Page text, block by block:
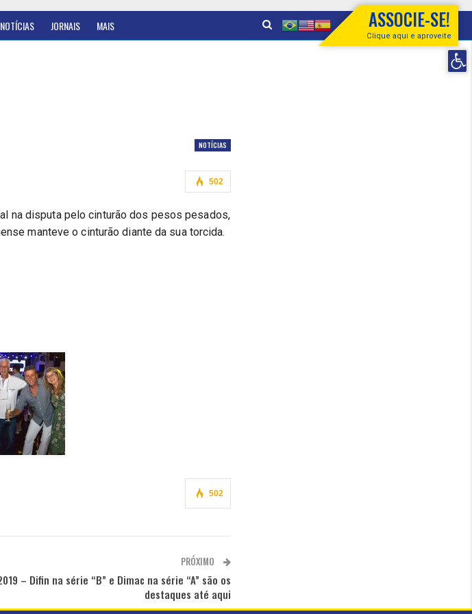
NOTÍCIAS JORNAIS MAIS ASSOCIE-SE!
Clique aqui e aproveite
NOTÍCIAS
502
na disputa pelo cinturão dos pesos pesados,
manteve o cinturão diante da sua torcida.
502
PRÓXIMO
– Difin na série “B” e Dimac na série “A” são os
destaques até aqui